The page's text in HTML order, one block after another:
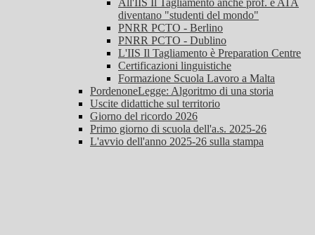
All'IIS Il Tagliamento anche prof. e ATA
diventano "studenti del mondo"
PNRR PCTO - Berlino
PNRR PCTO - Dublino
L'IIS Il Tagliamento è Preparation Centre
Certificazioni linguistiche
Formazione Scuola Lavoro a Malta
PordenoneLegge: Algoritmo di una storia
Uscite didattiche sul territorio
Giorno del ricordo 2026
Primo giorno di scuola dell'a.s. 2025-26
L'avvio dell'anno 2025-26 sulla stampa